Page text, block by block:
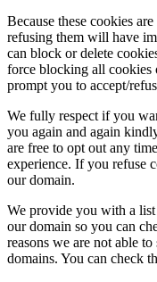
Because these cookies
refusing them will have
can block or delete
force blocking all
prompt you to accept/
We fully respect if you
you again and again
are free to opt out any
experience. If you refuse
our domain.
We provide you with a
our domain so you can
reasons we are not able
domains. You can check